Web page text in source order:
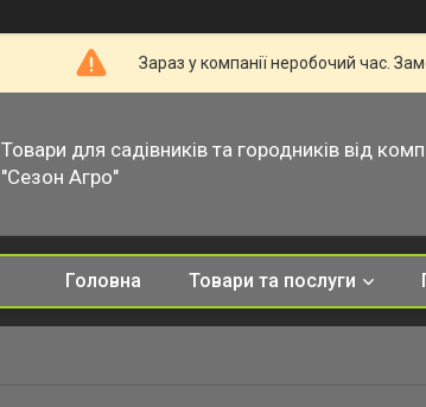
Зараз у компанії неробочий час.
Товари для садівників та городників від
"Сезон Агро"
Головна Товари та послуги